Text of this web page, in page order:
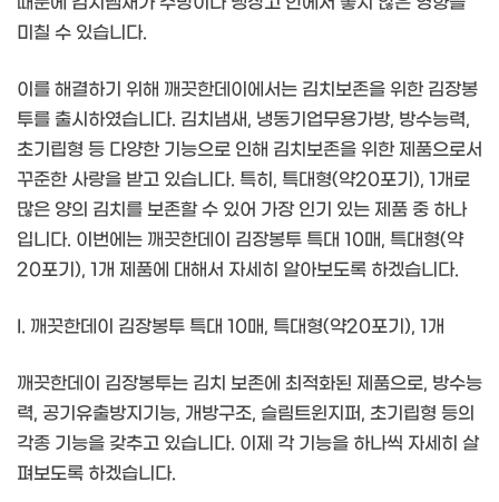
미칠 수 있습니다.
이를 해결하기 위해 깨끗한데이에서는 김치보존을 위한 김장봉
투를 출시하였습니다. 김치냄새, 냉동기업무용가방, 방수능력,
초기립형 등 다양한 기능으로 인해 김치보존을 위한 제품으로서
꾸준한 사랑을 받고 있습니다. 특히, 특대형(약20포기), 1개로
많은 양의 김치를 보존할 수 있어 가장 인기 있는 제품 중 하나
입니다. 이번에는 깨끗한데이 김장봉투 특대 10매, 특대형(약
20포기), 1개 제품에 대해서 자세히 알아보도록 하겠습니다.
I. 깨끗한데이 김장봉투 특대 10매, 특대형(약20포기), 1개
깨끗한데이 김장봉투는 김치 보존에 최적화된 제품으로, 방수능
력, 공기유출방지기능, 개방구조, 슬림트윈지퍼, 초기립형 등의
각종 기능을 갖추고 있습니다. 이제 각 기능을 하나씩 자세히 살
펴보도록 하겠습니다.